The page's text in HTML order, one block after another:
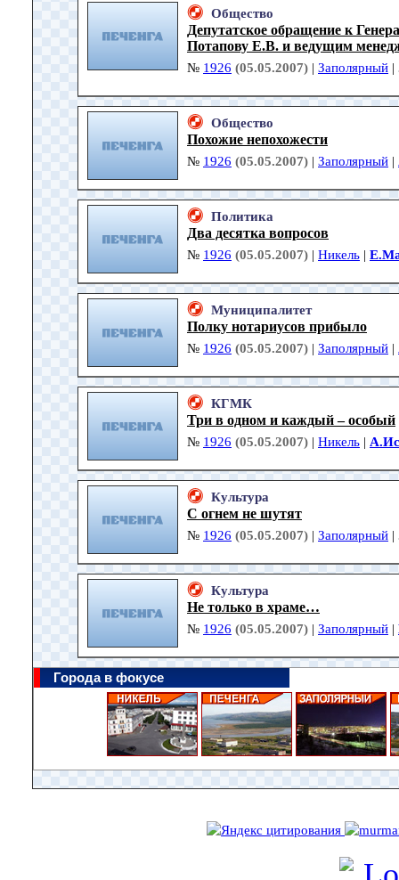
Общество
Депутатское обращение к
Потапову Е.В. и ведущим
№ 1926 (05.05.2007) | Заполярный |
Общество
Похожие непохожести
№ 1926 (05.05.2007) | Заполярный |
Политика
Два десятка вопросов
№ 1926 (05.05.2007) | Никель |
Муниципалитет
Полку нотариусов прибыло
№ 1926 (05.05.2007) | Заполярный |
КГМК
Три в одном и каждый – особый
№ 1926 (05.05.2007) | Никель |
Культура
С огнем не шутят
№ 1926 (05.05.2007) | Заполярный |
Культура
Не только в храме…
№ 1926 (05.05.2007) | Заполярный |
Города в фокусе